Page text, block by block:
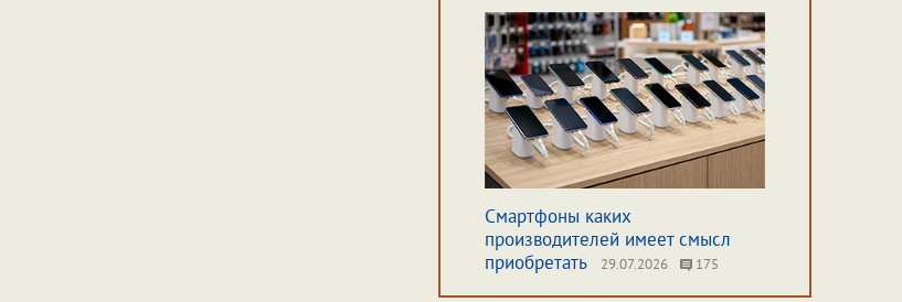
Смартфоны каких
производителей имеет смысл
приобретать
29.07.2026 175